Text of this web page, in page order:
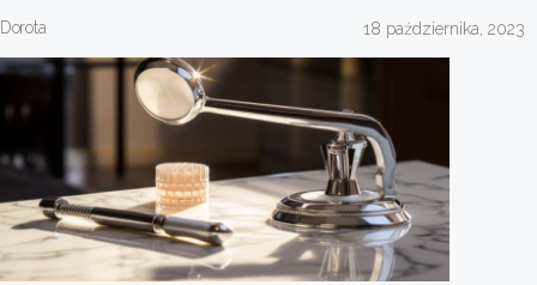
Dorota 18 października, 2023